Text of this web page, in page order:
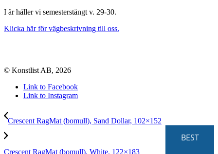
I år håller vi semesterstängt v. 29-30.
Klicka här för vägbeskrivning till oss.
© Konstlist AB, 2026
Link to Facebook
Link to Instagram
Crescent RagMat (bomull), Sand Dollar, 102×152
BEST
Crescent RagMat (bomull), White, 122×183